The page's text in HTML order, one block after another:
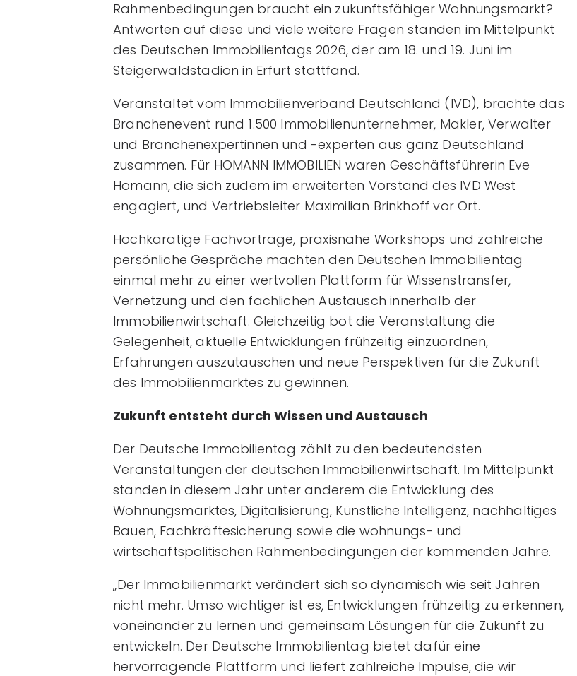
Rahmenbedingungen braucht ein zukunftsfähiger Wohnungsmarkt?
Antworten auf diese und viele weitere Fragen standen im Mittelpunkt
des Deutschen Immobilientags 2026, der am 18. und 19. Juni im
Steigerwaldstadion in Erfurt stattfand.
Veranstaltet vom Immobilienverband Deutschland (IVD), brachte das
Branchenevent rund 1.500 Immobilienunternehmer, Makler, Verwalter
und Branchenexpertinnen und -experten aus ganz Deutschland
zusammen. Für HOMANN IMMOBILIEN waren Geschäftsführerin Eve
Homann, die sich zudem im erweiterten Vorstand des IVD West
engagiert, und Vertriebsleiter Maximilian Brinkhoff vor Ort.
Hochkarätige Fachvorträge, praxisnahe Workshops und zahlreiche
persönliche Gespräche machten den Deutschen Immobilientag
einmal mehr zu einer wertvollen Plattform für Wissenstransfer,
Vernetzung und den fachlichen Austausch innerhalb der
Immobilienwirtschaft. Gleichzeitig bot die Veranstaltung die
Gelegenheit, aktuelle Entwicklungen frühzeitig einzuordnen,
Erfahrungen auszutauschen und neue Perspektiven für die Zukunft
des Immobilienmarktes zu gewinnen.
Zukunft entsteht durch Wissen und Austausch
Der Deutsche Immobilientag zählt zu den bedeutendsten
Veranstaltungen der deutschen Immobilienwirtschaft. Im Mittelpunkt
standen in diesem Jahr unter anderem die Entwicklung des
Wohnungsmarktes, Digitalisierung, Künstliche Intelligenz, nachhaltiges
Bauen, Fachkräftesicherung sowie die wohnungs- und
wirtschaftspolitischen Rahmenbedingungen der kommenden Jahre.
„Der Immobilienmarkt verändert sich so dynamisch wie seit Jahren
nicht mehr. Umso wichtiger ist es, Entwicklungen frühzeitig zu erkennen,
voneinander zu lernen und gemeinsam Lösungen für die Zukunft zu
entwickeln. Der Deutsche Immobilientag bietet dafür eine
hervorragende Plattform und liefert zahlreiche Impulse, die wir